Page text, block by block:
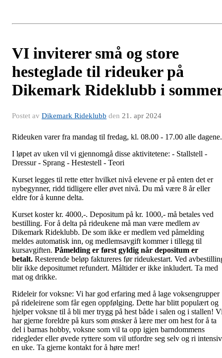
​VI inviterer små og store
hesteglade til rideuker på
Dikemark Rideklubb i
Postet av Dikemark Rideklubb den 21. apr 2024
Rideuken varer fra mandag til fredag, kl. 08.00 - 17.00 alle dagene.
I løpet av uken vil vi gjennomgå disse aktivitetene: - Stallstell -
Dressur - Sprang - Hestestell - Teori
Kurset legges til rette etter hvilket nivå elevene er på enten det er
nybegynner, ridd tidligere eller øvet nivå. Du må være 8 år eller
eldre for å kunne delta.
Kurset koster kr. 4000,-. Depositum på kr. 1000,- må betales ved
bestilling. For å delta på rideukene må man være medlem av
Dikemark Rideklubb. De som ikke er medlem ved påmelding
meldes automatisk inn, og medlemsavgift kommer i tillegg til
kursavgiften. Påmelding er først gyldig når depositum er
betalt. Resterende beløp faktureres før rideukestart. Ved
blir ikke depositumet refundert. Måltider er ikke inkludert. Ta med
mat og drikke.
Rideleir for voksne: Vi har god erfaring med å lage voksengrupper
på rideleirene som får egen oppfølging. Dette har blitt populært og
hjelper voksne til å bli mer trygg på hest både i salen og i stallen!
har gjerne foreldre på kurs som ønsker å lære mer om hest for å ta
del i barnas hobby, voksne som vil ta opp igjen barndommens
ridegleder eller øvede ryttere som vil utfordre seg selv og ri
en uke. Ta gjerne kontakt for å høre mer!